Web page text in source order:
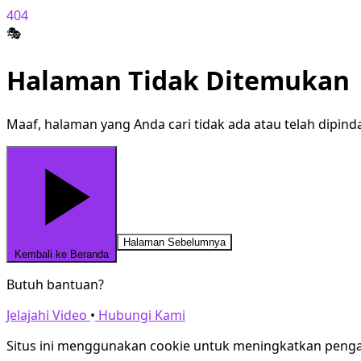
404
🎭
Halaman Tidak Ditemukan
Maaf, halaman yang Anda cari tidak ada atau telah
Kembali ke Beranda
Halaman Sebelumnya
Butuh bantuan?
Jelajahi Video • Hubungi Kami
Situs ini menggunakan cookie untuk meningkatkan